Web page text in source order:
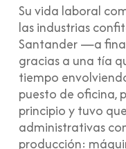
Su vida laboral
las industrias
Santander —a
gracias a una tía
tiempo
puesto de oficina,
principio y tuvo
administrativas
producción: